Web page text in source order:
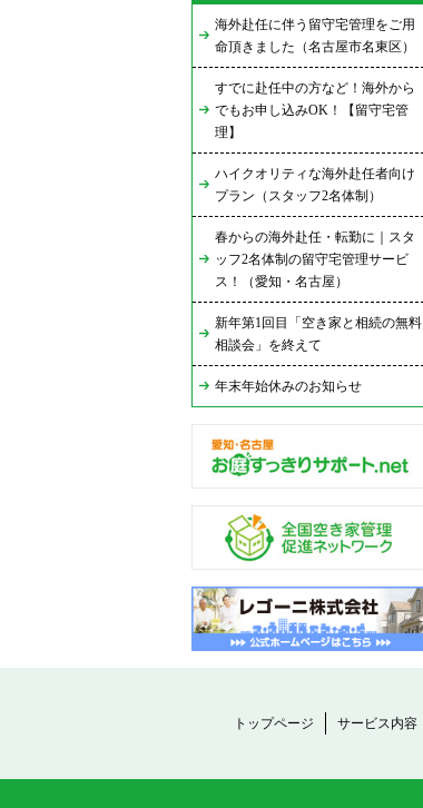
海外赴任に伴う留守宅管理をご用
命頂きました（名古屋市名東区）
すでに赴任中の方など！海外から
でもお申し込みOK！【留守宅管
理】
ハイクオリティな海外赴任者向け
プラン（スタッフ2名体制）
春からの海外赴任・転勤に｜スタ
ッフ2名体制の留守宅管理サービ
ス！（愛知・名古屋）
新年第1回目「空き家と相続の無料
相談会」を終えて
年末年始休みのお知らせ
トップページ サービス内容